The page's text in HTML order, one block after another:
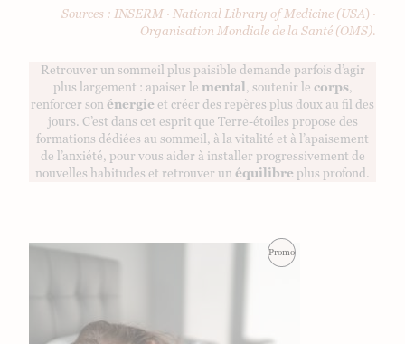
Sources : INSERM · National Library of Medicine (USA) ·
Organisation Mondiale de la Santé (OMS).
Retrouver un sommeil plus paisible demande parfois d’agir
plus largement : apaiser le mental, soutenir le corps,
renforcer sonénergie et créer des repères plus doux au fil des
jours. C’est dans cet esprit que Terre-étoiles propose des
formations dédiées au sommeil, à la vitalité et à l’apaisement
de l’anxiété, pour vous aider à installer progressivement de
nouvelles habitudes et retrouver unéquilibre plus profond.
PromoProduit